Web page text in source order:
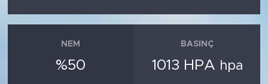
NEM
%50
BASINÇ
1013 HPA hpa